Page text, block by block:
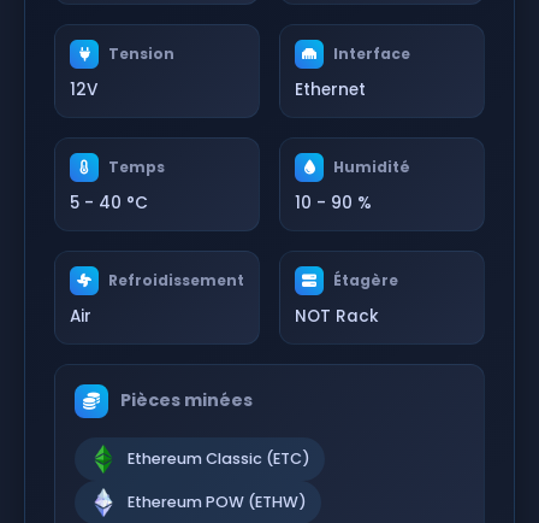
Tension
12V
Interface
Ethernet
Temps
5 - 40 °C
Humidité
10 - 90 %
Refroidissement
Air
Étagère
NOT Rack
Pièces minées
Ethereum Classic (ETC)
Ethereum POW (ETHW)